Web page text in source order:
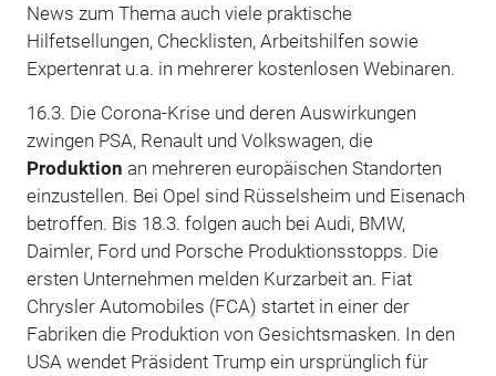
News zum Thema auch viele praktische
Hilfetsellungen, Checklisten, Arbeitshilfen sowie
Expertenrat u.a. in mehrerer kostenlosen Webinaren.
16.3. Die Corona-Krise und deren Auswirkungen
zwingen PSA, Renault und Volkswagen, die
Produktion an mehreren europäischen Standorten
einzustellen. Bei Opel sind Rüsselsheim und Eisenach
betroffen. Bis 18.3. folgen auch bei Audi, BMW,
Daimler, Ford und Porsche Produktionsstopps. Die
ersten Unternehmen melden Kurzarbeit an. Fiat
Chrysler Automobiles (FCA) startet in einer der
Fabriken die Produktion von Gesichtsmasken. In den
USA wendet Präsident Trump ein ursprünglich für